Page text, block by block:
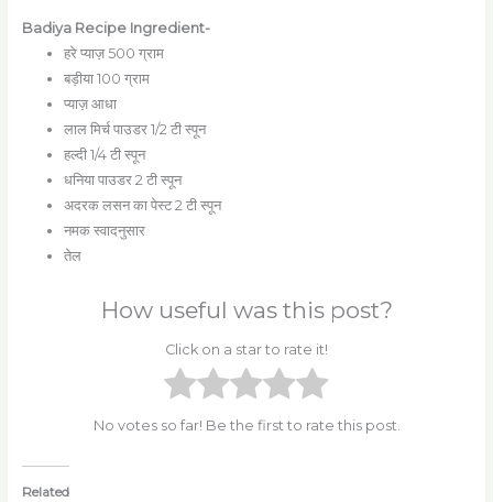
Badiya Recipe Ingredient-
हरे प्याज़ 500 ग्राम
बड़ीया 100 ग्राम
प्याज़ आधा
लाल मिर्च पाउडर 1/2 टी स्पून
हल्दी 1/4 टी स्पून
धनिया पाउडर 2 टी स्पून
अदरक लसन का पेस्ट 2 टी स्पून
नमक स्वादनुसार
तेल
How useful was this post?
Click on a star to rate it!
No votes so far! Be the first to rate this post.
Related